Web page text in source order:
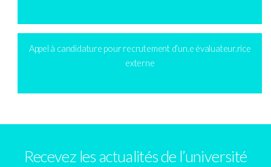
Appel à candidature pour recrutement d’un.e évaluateur.rice
externe
Recevez les actualités de l’université